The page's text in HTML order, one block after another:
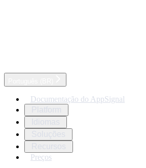
Documentação do AppSignal
Preços